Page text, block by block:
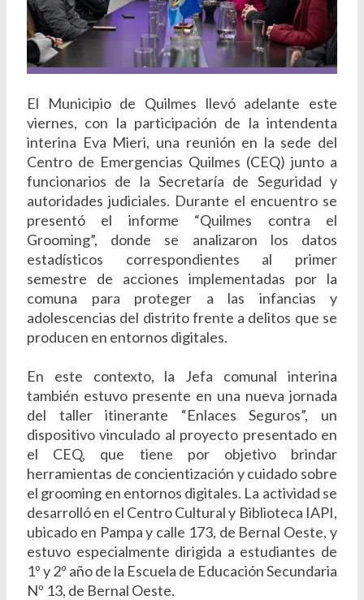
El Municipio de Quilmes llevó adelante este
viernes, con la participación de la intendenta
interina Eva Mieri, una reunión en la sede del
Centro de Emergencias Quilmes (CEQ) junto a
funcionarios de la Secretaría de Seguridad y
autoridades judiciales. Durante el encuentro se
presentó el informe “Quilmes contra el
Grooming”, donde se analizaron los datos
estadísticos correspondientes al primer
semestre de acciones implementadas por la
comuna para proteger a las infancias y
adolescencias del distrito frente a delitos que se
producen en entornos digitales.
En este contexto, la Jefa comunal interina
también estuvo presente en una nueva jornada
del taller itinerante “Enlaces Seguros”, un
dispositivo vinculado al proyecto presentado en
el CEQ, que tiene por objetivo brindar
herramientas de concientización y cuidado sobre
el grooming en entornos digitales. La actividad se
desarrolló en el Centro Cultural y Biblioteca IAPI,
ubicado en Pampa y calle 173, de Bernal Oeste, y
estuvo especialmente dirigida a estudiantes de
1º y 2º año de la Escuela de Educación Secundaria
Nº 13, de Bernal Oeste.